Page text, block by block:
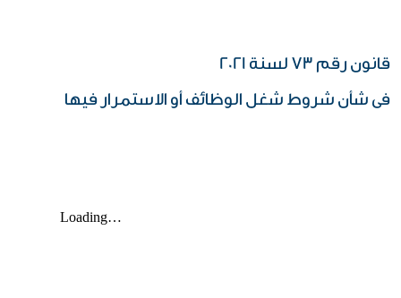
قانون رقم 73 لسنة 2021
فى شأن شروط شغل الوظائف أو الاستمرار فيها